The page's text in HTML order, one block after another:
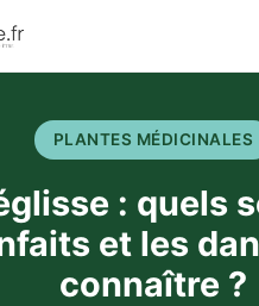
PLANTES MÉDICINALES
: quels
et les
connaître ?